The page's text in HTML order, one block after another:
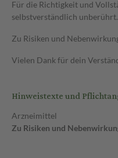
Für die Richtigkeit und
selbstverständlich unberührt.
Zu Risiken und
Vielen Dank für dein
Hinweistexte und
Arzneimittel
Zu Risiken und